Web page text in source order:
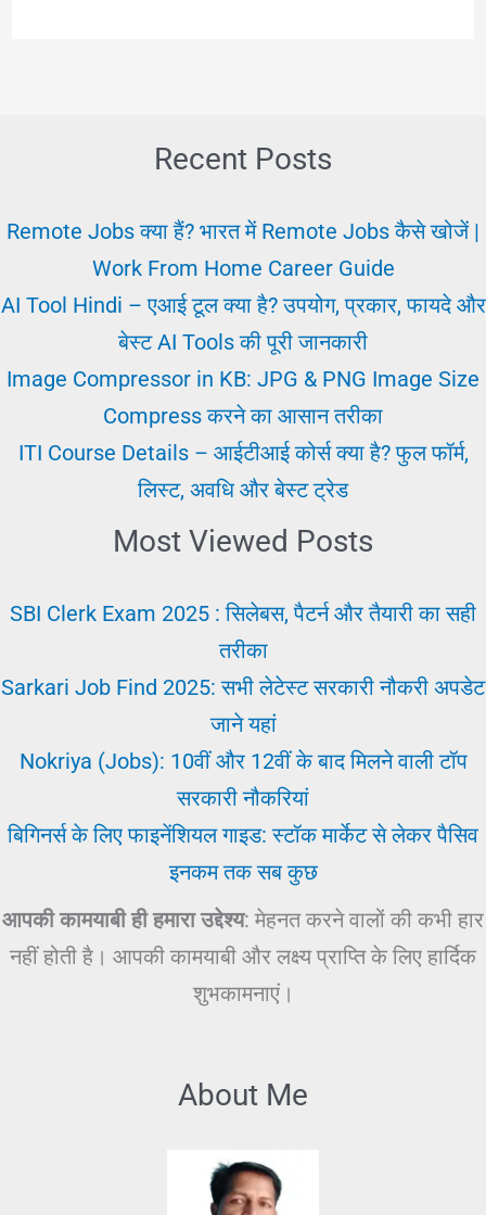
महत्त्व
(Importance
of
क्या
Recent Posts
Remote Jobs क्या हैं? भारत में Remote Jobs कैसे खोजें |
Work From Home Career Guide
AI Tool Hindi – एआई टूल क्या है? उपयोग, प्रकार, फायदे और
बेस्ट AI Tools की पूरी जानकारी
Image Compressor in KB: JPG & PNG Image Size
Compress करने का आसान तरीका
ITI Course Details – आईटीआई कोर्स क्या है? फुल फॉर्म,
लिस्ट, अवधि और बेस्ट ट्रेड
Most Viewed Posts
SBI Clerk Exam 2025 : सिलेबस, पैटर्न और तैयारी का सही
तरीका
Sarkari Job Find 2025: सभी लेटेस्ट सरकारी नौकरी अपडेट
जाने यहां
Nokriya (Jobs): 10वीं और 12वीं के बाद मिलने वाली टॉप
सरकारी नौकरियां
बिगिनर्स के लिए फाइनेंशियल गाइड: स्टॉक मार्केट से लेकर पैसिव
इनकम तक सब कुछ
आपकी कामयाबी ही हमारा उद्देश्य: मेहनत करने वालों की कभी हार
नहीं होती है। आपकी कामयाबी और लक्ष्य प्राप्ति के लिए हार्दिक
शुभकामनाएं।
About Me